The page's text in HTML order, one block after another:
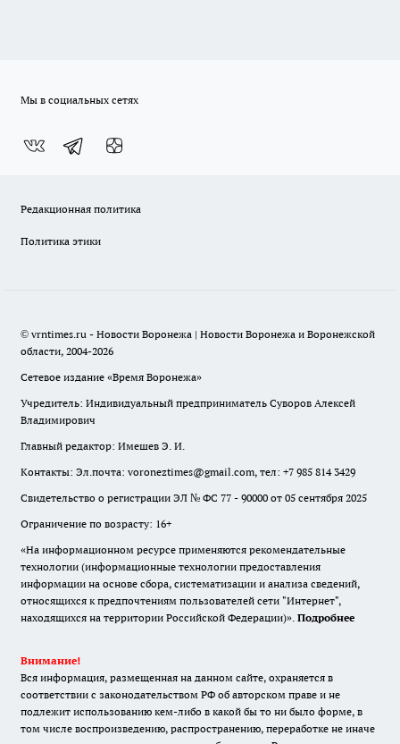
Мы в социальных сетях
Редакционная политика
Политика этики
© vrntimes.ru - Новости Воронежа | Новости Воронежа и Воронежской
области, 2004-2026
Сетевое издание «Время Воронежа»
Учредитель: Индивидуальный предприниматель Суворов Алексей
Владимирович
Главный редактор: Имешев Э. И.
Контакты: Эл.почта: voroneztimes@gmail.com, тел: +7 985 814 3429
Свидетельство о регистрации ЭЛ № ФС 77 - 90000 от 05 сентября 2025
Ограничение по возрасту: 16+
«На информационном ресурсе применяются рекомендательные
технологии (информационные технологии предоставления
информации на основе сбора, систематизации и анализа сведений,
относящихся к предпочтениям пользователей сети "Интернет",
находящихся на территории Российской Федерации)». Подробнее
Внимание!
Вся информация, размещенная на данном сайте, охраняется в
соответствии с законодательством РФ об авторском праве и не
подлежит использованию кем-либо в какой бы то ни было форме, в
том числе воспроизведению, распространению, переработке не иначе